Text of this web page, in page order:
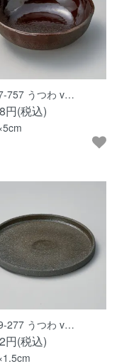
757 うつわ v…
円(税込)
277 うつわ v…
円(税込)